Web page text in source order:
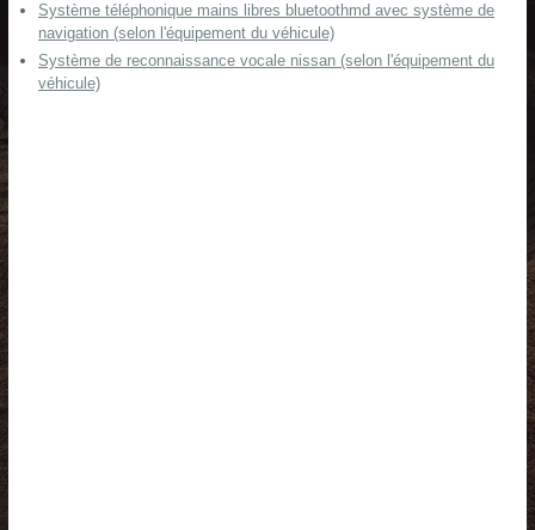
Système téléphonique mains libres bluetoothmd avec système de
navigation (selon l'équipement du véhicule)
Système de reconnaissance vocale nissan (selon l'équipement du
véhicule)